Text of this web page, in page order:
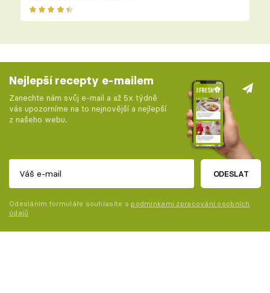
Nejlepší recepty e-mailem
Zanechte nám svůj e-mail a až 5x týdně
vás upozorníme na to nejnovější a nejlepší
z našeho webu.
ODESLAT
Odesláním formuláře souhlasíte s podmínkami zpracování osobních
údajů